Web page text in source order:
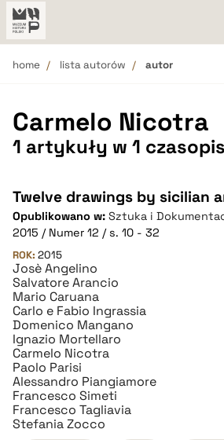
home lista autorów autor
Carmelo Nicotra
1 artykuły w 1
Twelve drawings by sicilian
Opublikowano w: Sztuka i
2015 / Numer 12 / s. 10 - 32
ROK: 2015
Josè Angelino
Salvatore Arancio
Mario Caruana
Carlo e Fabio Ingrassia
Domenico Mangano
Ignazio Mortellaro
Carmelo Nicotra
Paolo Parisi
Alessandro Piangiamore
Francesco Simeti
Francesco Tagliavia
Stefania Zocco